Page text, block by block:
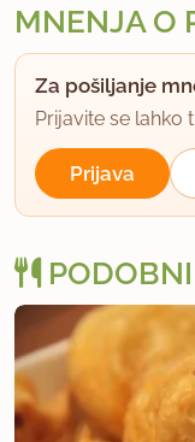
MNENJA O
Za pošiljanje
Prijavite se lahko
Prijava